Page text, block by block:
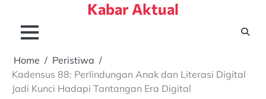
content
Kabar Aktual
Home
Peristiwa
Kadensus 88: Perlindungan Anak dan Literasi Digital
Jadi Kunci Hadapi Tantangan Era Digital